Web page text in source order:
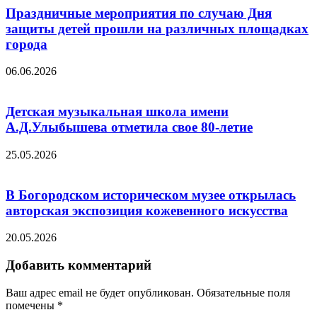
Праздничные мероприятия по случаю Дня
защиты детей прошли на различных площадках
города
06.06.2026
Детская музыкальная школа имени
А.Д.Улыбышева отметила свое 80-летие
25.05.2026
В Богородском историческом музее открылась
авторская экспозиция кожевенного искусства
20.05.2026
Добавить комментарий
Ваш адрес email не будет опубликован. Обязательные поля
помечены *